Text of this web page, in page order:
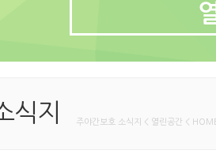
식지 주야간보호 소식지 < 열린공간 <